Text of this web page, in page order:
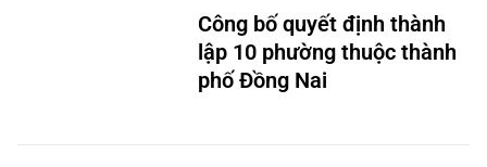
Công bố quyết định thành
lập 10 phường thuộc thành
phố Đồng Nai